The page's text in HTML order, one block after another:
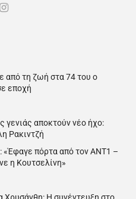
από τη ζωή στα 74 του ο
εποχή
γενιάς αποκτούν νέο ήχο:
Ρακιντζή
«Έφαγε πόρτα από τον ΑΝΤ1 –
η Κουτσελίνη»
Χρυσάνθη: Η συνέντευξη στο